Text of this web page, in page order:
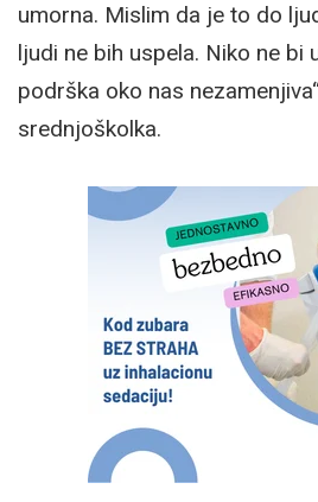
umorna. Mislim da je to do
ljudi ne bih uspela. Niko ne bi
podrška oko nas
srednjoškolka.